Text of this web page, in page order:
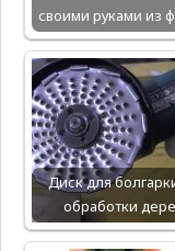
своими руками из
Диск для
обработки